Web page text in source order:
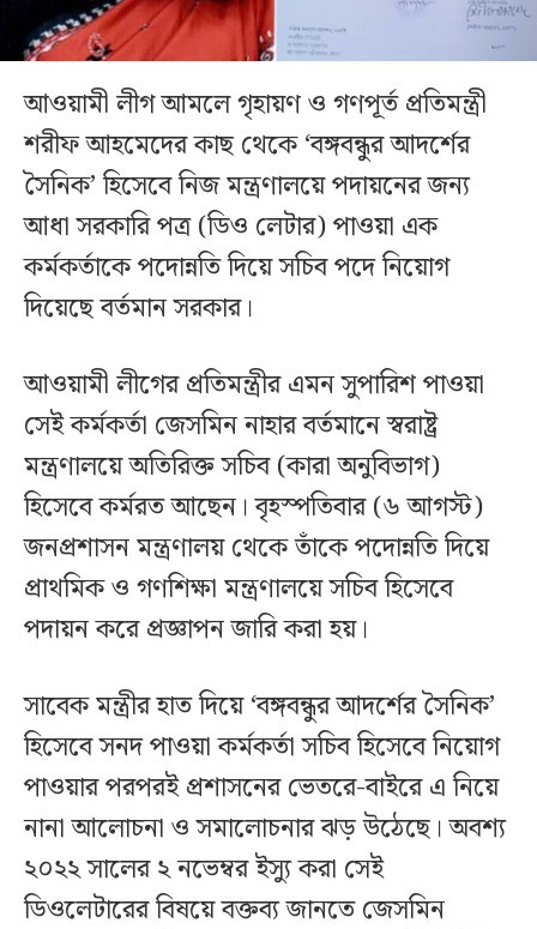
আওয়ামী লীগ আমলে গৃহায়ণ ও গণপূর্ত প্রতিমন্ত্রী
শরীফ আহমেদের কাছ থেকে ‘বঙ্গবন্ধুর আদর্শের
সৈনিক’ হিসেবে নিজ মন্ত্রণালয়ে পদায়নের জন্য
আধা সরকারি পত্র (ডিও লেটার) পাওয়া এক
কর্মকর্তাকে পদোন্নতি দিয়ে সচিব পদে নিয়োগ
দিয়েছে বর্তমান সরকার।
আওয়ামী লীগের প্রতিমন্ত্রীর এমন সুপারিশ পাওয়া
সেই কর্মকর্তা জেসমিন নাহার বর্তমানে স্বরাষ্ট্র
মন্ত্রণালয়ে অতিরিক্ত সচিব (কারা অনুবিভাগ)
হিসেবে কর্মরত আছেন। বৃহস্পতিবার (৬ আগস্ট)
জনপ্রশাসন মন্ত্রণালয় থেকে তাঁকে পদোন্নতি দিয়ে
প্রাথমিক ও গণশিক্ষা মন্ত্রণালয়ে সচিব হিসেবে
পদায়ন করে প্রজ্ঞাপন জারি করা হয়।
সাবেক মন্ত্রীর হাত দিয়ে ‘বঙ্গবন্ধুর আদর্শের সৈনিক’
হিসেবে সনদ পাওয়া কর্মকর্তা সচিব হিসেবে নিয়োগ
পাওয়ার পরপরই প্রশাসনের ভেতরে-বাইরে এ নিয়ে
নানা আলোচনা ও সমালোচনার ঝড় উঠেছে। অবশ্য
২০২২ সালের ২ নভেম্বর ইস্যু করা সেই
ডিওলেটারের বিষয়ে বক্তব্য জানতে জেসমিন